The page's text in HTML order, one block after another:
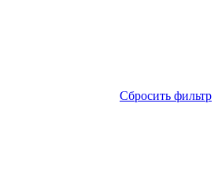
Сбросить фильтр